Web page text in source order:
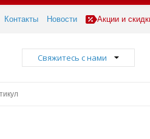
Контакты Новости Акции и
Свяжитесь с нами